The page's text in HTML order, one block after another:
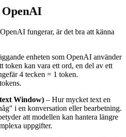
fungerar, är det bra att känna
enheten som OpenAI använder
token kan vara ett ord, en del av ett
4 tecken = 1 token.
Window) – Hur mycket text en
i en konversation eller bearbetning.
att modellen kan hantera längre
uppgifter.